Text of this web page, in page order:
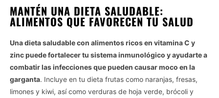
MANTÉN UNA DIETA SALUDABLE:
ALIMENTOS QUE FAVORECEN TU SALUD
Una dieta saludable con alimentos ricos en vitamina C y
zinc puede fortalecer tu sistema inmunológico y ayudarte a
combatir las infecciones que pueden causar moco en la
garganta. Incluye en tu dieta frutas como naranjas, fresas,
limones y kiwi, así como verduras de hoja verde, brócoli y